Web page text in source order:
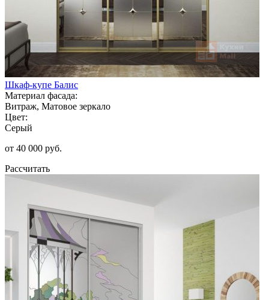
Шкаф-купе Балис
Материал фасада:
Витраж, Матовое зеркало
Цвет:
Серый
от 40 000 руб.
Рассчитать